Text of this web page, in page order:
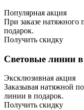
Популярная акция
При заказе натяжного
подарок.
Получить скидку
Световые линии
Эксклюзивная акция
Заказывая натяжной
линии в подарок.
Получить скидку